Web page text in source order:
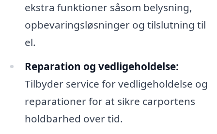
ekstra funktioner såsom belysning,
opbevaringsløsninger og tilslutning til
el.
Reparation og vedligeholdelse:
Tilbyder service for vedligeholdelse og
reparationer for at sikre carportens
holdbarhed over tid.